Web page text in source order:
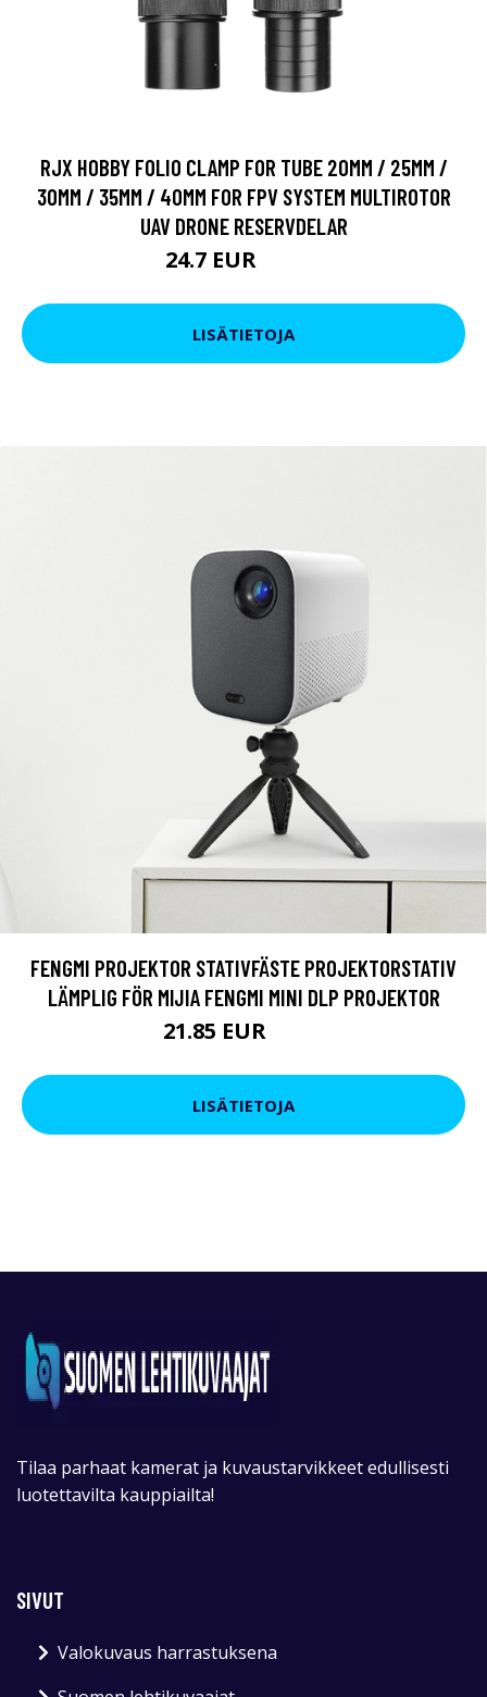
RJX HOBBY FOLIO CLAMP FOR TUBE 20MM / 25MM /
30MM / 35MM / 40MM FOR FPV SYSTEM MULTIROTOR
UAV DRONE RESERVDELAR
24.7 EUR
LISÄTIETOJA
FENGMI PROJEKTOR STATIVFÄSTE PROJEKTORSTATIV
LÄMPLIG FÖR MIJIA FENGMI MINI DLP PROJEKTOR
21.85 EUR
LISÄTIETOJA
Tilaa parhaat kamerat ja kuvaustarvikkeet edullisesti
luotettavilta kauppiailta!
SIVUT
Valokuvaus harrastuksena